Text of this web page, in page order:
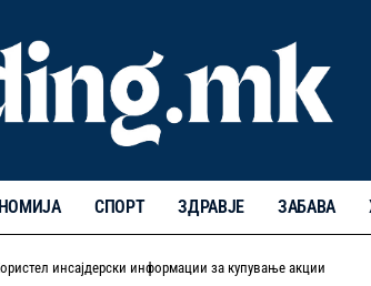
СПОРТ ЗДРАВЈЕ ЗАБАВА
инсајдерски информации за купување акции